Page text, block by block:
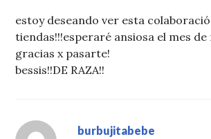
estoy deseando ver esta
tiendas!!!esperaré ansiosa el mes de
gracias x pasarte!
bessis!!DE RAZA!!
burbujitabebe